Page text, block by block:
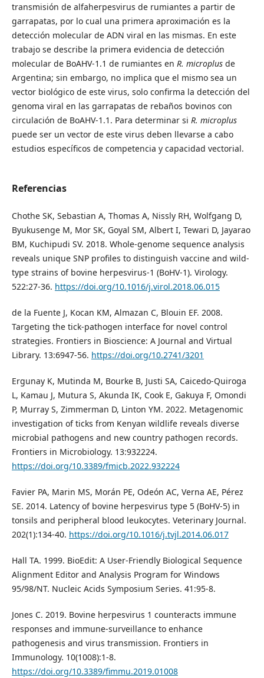
transmisión de alfaherpesvirus de rumiantes a partir de
garrapatas, por lo cual una primera aproximación es la
detección molecular de ADN viral en las mismas. En este
trabajo se describe la primera evidencia de detección
molecular de BoAHV-1.1 de rumiantes en R. microplus de
Argentina; sin embargo, no implica que el mismo sea un
vector biológico de este virus, solo confirma la detección del
genoma viral en las garrapatas de rebaños bovinos con
circulación de BoAHV-1.1. Para determinar si R. microplus
puede ser un vector de este virus deben llevarse a cabo
estudios específicos de competencia y capacidad vectorial.
Referencias
Chothe SK, Sebastian A, Thomas A, Nissly RH, Wolfgang D,
Byukusenge M, Mor SK, Goyal SM, Albert I, Tewari D, Jayarao
BM, Kuchipudi SV. 2018. Whole-genome sequence analysis
reveals unique SNP profiles to distinguish vaccine and wild-
type strains of bovine herpesvirus-1 (BoHV-1). Virology.
522:27-36. https://doi.org/10.1016/j.virol.2018.06.015
de la Fuente J, Kocan KM, Almazan C, Blouin EF. 2008.
Targeting the tick-pathogen interface for novel control
strategies. Frontiers in Bioscience: A Journal and Virtual
Library. 13:6947-56. https://doi.org/10.2741/3201
Ergunay K, Mutinda M, Bourke B, Justi SA, Caicedo-Quiroga
L, Kamau J, Mutura S, Akunda IK, Cook E, Gakuya F, Omondi
P, Murray S, Zimmerman D, Linton YM. 2022. Metagenomic
investigation of ticks from Kenyan wildlife reveals diverse
microbial pathogens and new country pathogen records.
Frontiers in Microbiology. 13:932224.
https://doi.org/10.3389/fmicb.2022.932224
Favier PA, Marin MS, Morán PE, Odeón AC, Verna AE, Pérez
SE. 2014. Latency of bovine herpesvirus type 5 (BoHV-5) in
tonsils and peripheral blood leukocytes. Veterinary Journal.
202(1):134-40. https://doi.org/10.1016/j.tvjl.2014.06.017
Hall TA. 1999. BioEdit: A User-Friendly Biological Sequence
Alignment Editor and Analysis Program for Windows
95/98/NT. Nucleic Acids Symposium Series. 41:95-8.
Jones C. 2019. Bovine herpesvirus 1 counteracts immune
responses and immune-surveillance to enhance
pathogenesis and virus transmission. Frontiers in
Immunology. 10(1008):1-8.
https://doi.org/10.3389/fimmu.2019.01008